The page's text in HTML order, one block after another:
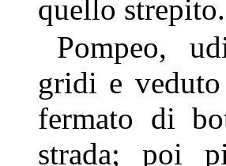
quello strepito.
Pompeo,
gridi e
fermato di
strada; poi